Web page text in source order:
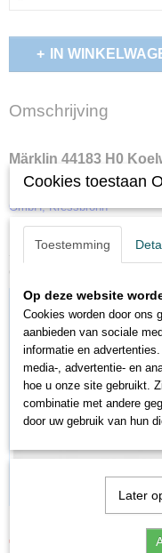
IN
Omschrijving
Märklin 44183 H0
Particuliere wagenuitvoering
GmbH, Kressbronn
€ 20,66
Cookies toestaan
Toestemming
Op deze website
Cookies worden door ons
aanbieden van sociale
informatie en
media-, advertentie- en
hoe u onze site gebruikt.
combinatie met andere
door uw gebruik van hun
Later